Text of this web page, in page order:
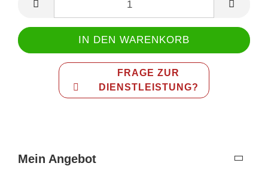
FRAGE ZUR
DIENSTLEISTUNG?
Mein Angebot